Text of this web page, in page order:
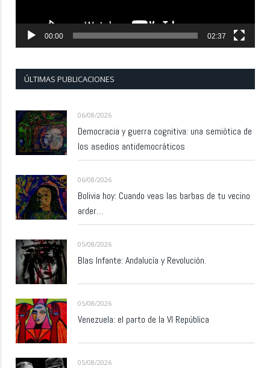
00:00 02:37
ÚLTIMAS PUBLICACIONES
06/08/2026
Democracia y guerra cognitiva: una semiótica de
los asedios antidemocráticos
06/08/2026
Bolivia hoy: Cuando veas las barbas de tu vecino
arder…
05/08/2026
Blas Infante: Andalucía y Revolución.
05/08/2026
Venezuela: el parto de la VI República
05/08/2026